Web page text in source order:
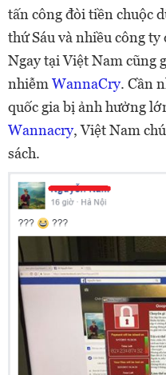
tấn công đòi tiền chuộc
thứ Sáu và nhiều công
Ngay tại Việt Nam cũng
nhiễm WannaCry. Cần
quốc gia bị ảnh hưởng
Wannacry, Việt Nam
sách.